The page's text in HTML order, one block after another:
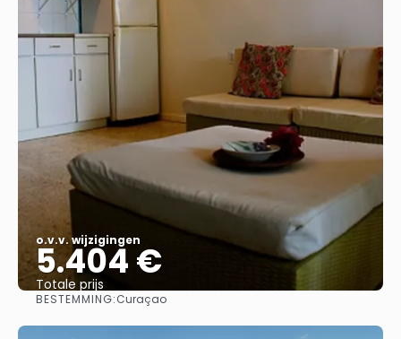
o.v.v. wijzigingen
5.404 €
Totale prijs
BESTEMMING:Curaçao